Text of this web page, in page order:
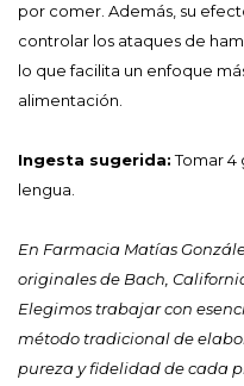
por comer. Además, su
controlar los ataques de
lo que facilita un enfoque
alimentación.
Ingesta sugerida:Tomar 4
lengua.
En Farmacia Matías
originales de Bach,
Elegimos trabajar con
método tradicional de
pureza y fidelidad de cada